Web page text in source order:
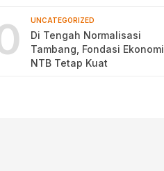
UNCATEGORIZED
Di Tengah Normalisasi
Tambang, Fondasi Ekonomi
NTB Tetap Kuat